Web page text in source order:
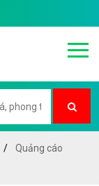
Quảng cáo